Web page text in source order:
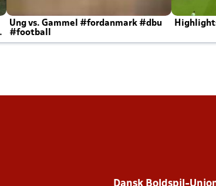
Ung vs. Gammel #fordanmark #dbu
#football